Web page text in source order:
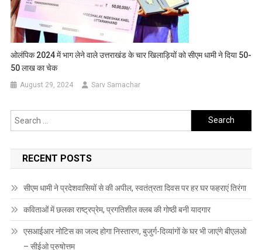
ओलंपिक 2024 में भाग लेने वाले उत्तराखंड के चार खिलाड़ियों को सीएम धामी ने दिया 50-
50 लाख का चेक
August 29, 2024 Sarv Samachar
Search
for:
RECENT POSTS
सीएम धामी ने प्रदेशवासियों से की अपील, स्वतंत्रता दिवस पर हर घर फहराएं तिरंगा
कविताओं में छलका राष्ट्रप्रेम, प्रगतिशील क्लब की गोष्ठी बनी यादगार
एसआईआर नोटिस का जल्द होगा निस्तारण, बुजुर्ग-दिव्यांगों के घर भी जाएंगे बीएलओ
– सीईओ पुरुषोत्तम